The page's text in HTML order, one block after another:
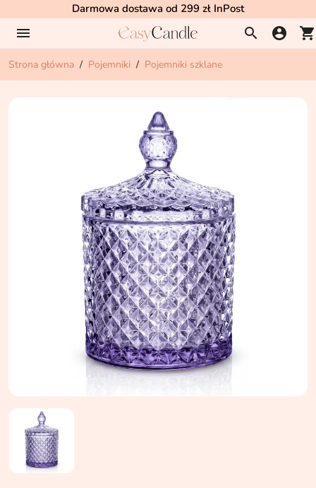
Darmowa dostawa od 299 zł InPost
menu search account_circle shopping_cart
Strona główna Pojemniki Pojemniki szklane